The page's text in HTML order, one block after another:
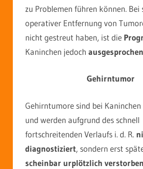
zu Problemen führen können. Bei
operativer Entfernung von
nicht gestreut haben, ist die
Kaninchen jedoch
Gehirntumor
Gehirntumore sind bei Kaninchen
und werden aufgrund des schnell
fortschreitenden Verlaufs i. d. R.
diagnostiziert, sondern erst
scheinbar urplötzlich